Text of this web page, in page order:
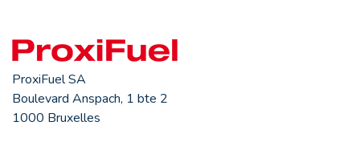
ProxiFuel SA
Boulevard Anspach, 1 bte 2
1000 Bruxelles